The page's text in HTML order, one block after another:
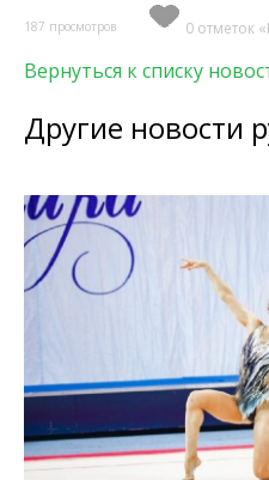
187 просмотров 0 отметок
Вернуться к списку
Другие новости